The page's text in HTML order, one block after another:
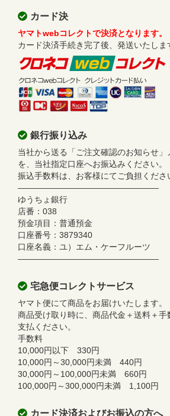
カード決
ヤマトwebコレクトで決済となります。
カード決済手続き完了後、発送いたしま
銀行振り込み
当社から送る「ご注文確認のお知らせ
を、当社指定口座へお振込みください。
振込手数料は、お客様にてご負担くださ
—————————————————
ゆうちょ銀行
店番：038
預金項目：普通預金
口座番号：3879340
口座名義：ユ）エム・ケーフルーツ
—————————————————
宅急便コレクトサービス
ヤマト便にて商品をお届けいたします。
商品受け取り時に、商品代金＋送料＋手
支払ください。
手数料
10,000円以下 330円
10,000円～30,000円未満 440円
30,000円～100,000円未満 660円
100,000円～300,000円未満 1,100円
カード決済およびお振込の方へ